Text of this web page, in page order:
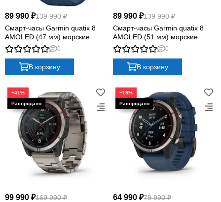
Vivosmart
Swim
Lily
Approach
Подборки
89 990 ₽139 990 ₽
Смарт-часы Garmin quatix 8
AMOLED (47 мм) морские
0
В корзину
89 990 ₽139 990 ₽
Смарт-часы Garmin quatix 8
AMOLED (51 мм) морские
0
В корзину
−41%
99 990 ₽169 990 ₽
−19%
64 990 ₽79 990 ₽